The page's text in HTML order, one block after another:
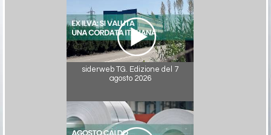
siderweb TG. Edizione del 7
agosto 2026